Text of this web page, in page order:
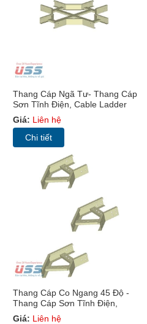
Thang Cáp Ngã Tư- Thang Cáp
Sơn Tĩnh Điện, Cable Ladder
(TC)
Giá: Liên hệ
Chi tiết
Thang Cáp Co Ngang 45 Độ -
Thang Cáp Sơn Tĩnh Điện,
Cable Ladder (TC)
Giá: Liên hệ